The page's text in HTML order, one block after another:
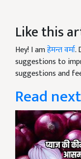
Like this
Hey! I amहेमन्त वर्मा.
suggestions to
suggestions and
Read next